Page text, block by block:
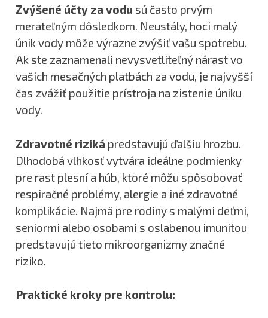
Zvýšené účty za vodu sú často prvým
merateľným dôsledkom. Neustály, hoci malý
únik vody môže výrazne zvýšiť vašu spotrebu.
Ak ste zaznamenali nevysvetliteľný nárast vo
vašich mesačných platbách za vodu, je najvyšší
čas zvážiť použitie prístroja na zistenie úniku
vody.
Zdravotné riziká predstavujú ďalšiu hrozbu.
Dlhodobá vlhkosť vytvára ideálne podmienky
pre rast plesní a húb, ktoré môžu spôsobovať
respiračné problémy, alergie a iné zdravotné
komplikácie. Najmä pre rodiny s malými deťmi,
seniormi alebo osobami s oslabenou imunitou
predstavujú tieto mikroorganizmy značné
riziko.
Praktické kroky pre kontrolu: